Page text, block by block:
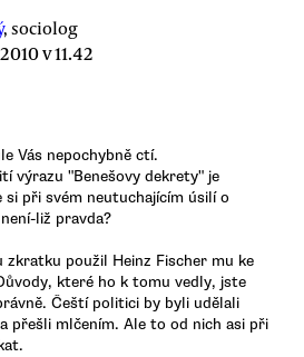
, sociolog
v 11.42
Vás nepochybně ctí.
výrazu "Benešovy dekrety" je
při svém neutuchajícím úsilí o
liž pravda?
použil Heinz Fischer mu ke
které ho k tomu vedly, jste
Čeští politici by byli udělali
přešli mlčením. Ale to od nich asi při